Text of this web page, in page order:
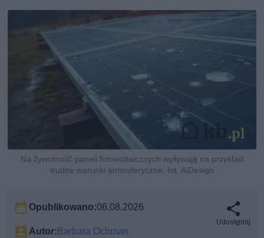
Na żywotność paneli fotowoltaicznych wpływają na przykład
trudne warunki atmosferyczne, fot. AiDesign
Opublikowano:06.08.2026
Autor:Barbara Ochman
Udostępnij